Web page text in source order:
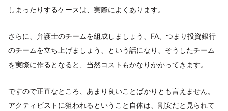
しまったりするケースは、実際によくあります。
さらに、弁護士のチームを組成しましょう、FA、つまり投資銀行
のチームを立ち上げましょう、という話になり、そうしたチーム
を実際に作るとなると、当然コストもかなりかかってきます。
ですので正直なところ、あまり良いことばかりとも言えません。
アクティビストに狙われるということ自体は、割安だと見られて